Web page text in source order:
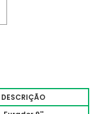
DESCRIÇÃO